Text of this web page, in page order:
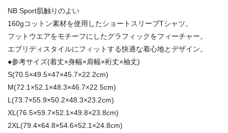
NB Sport肌触りのよい
160gコットン素材を使用したショートスリーブTシャツ。
フットウエアをモチーフにしたグラフィックをフィーチャー。
エブリディスタイルにフィットする快適な着心地とデザイン。
●参考サイズ(着丈×身幅×肩幅×裄丈×袖丈)
S(70.5×49.5×47×45.7×22.2cm)
M(72.1×52.1×48.3×46.7×22.5cm)
L(73.7×55.9×50.2×48.3×23.2cm)
XL(76.5×59.7×52.1×49.8×23.8cm)
2XL(79.4×64.8×54.6×52.1×24.8cm)